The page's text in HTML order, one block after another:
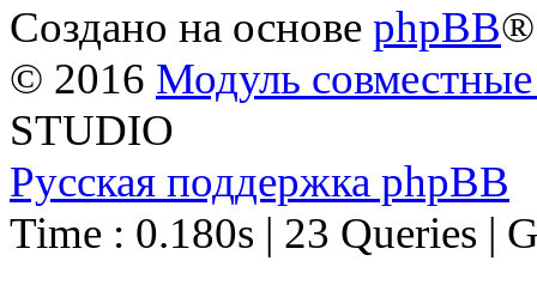
Создано на основе phpBB®
© 2016 Модуль
STUDIO
Русская поддержка phpBB
Time : 0.180s | 23 Queries |